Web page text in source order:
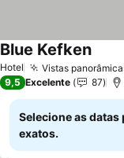
Hotel Vistas
Blue KefkenVer
9,5 Excelente 87
Selecione as
exatos.